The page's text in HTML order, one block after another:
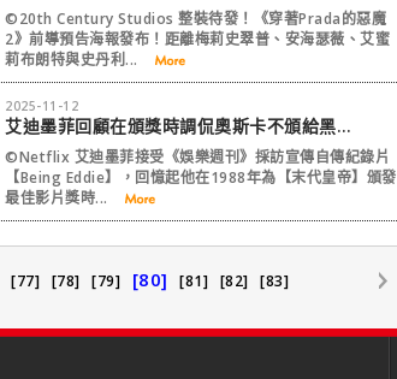
©20th Century Studios 整裝待發！《穿著Prada的惡魔
2》前導預告海報發布！距離梅莉史翠普、安海瑟薇、艾蜜
莉布朗特與史丹利...
2025-11-12
艾迪墨菲回顧在頒獎時調侃奧斯卡不頒給黑人，羅賓威廉斯曾阻止過他！
©Netflix 艾迪墨菲接受《娛樂週刊》採訪宣傳自傳紀錄片
【Being Eddie】，回憶起他在1988年為【末代皇帝】頒發
最佳影片獎時...
[77] [78] [79] [80] [81] [82] [83]